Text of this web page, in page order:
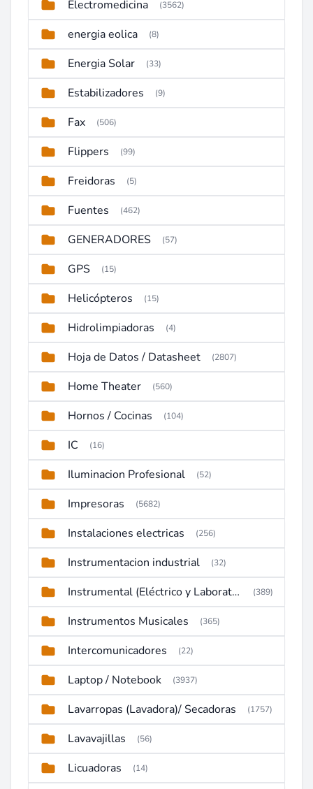
Electromedicina (3562)
energia eolica (8)
Energia Solar (33)
Estabilizadores (9)
Fax (506)
Flippers (99)
Freidoras (5)
Fuentes (462)
GENERADORES (57)
GPS (15)
Helicópteros (15)
Hidrolimpiadoras (4)
Hoja de Datos / Datasheet (2807)
Home Theater (560)
Hornos / Cocinas (104)
IC (16)
Iluminacion Profesional (52)
Impresoras (5682)
Instalaciones electricas (256)
Instrumentacion industrial (32)
Instrumental (Eléctrico y Laboratorio) (389)
Instrumentos Musicales (365)
Intercomunicadores (22)
Laptop / Notebook (3937)
Lavarropas (Lavadora)/ Secadoras (1757)
Lavavajillas (56)
Licuadoras (14)